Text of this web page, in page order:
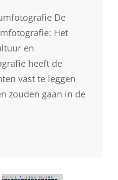
De
Het
en
heeft de
vast te leggen
zouden gaan in de